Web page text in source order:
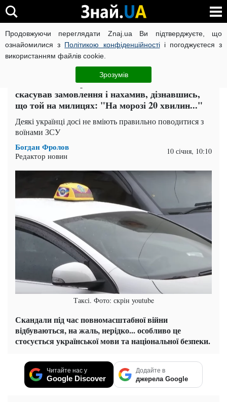
Продовжуючи переглядати Znaj.ua Ви підтверджуєте, що
ознайомилися з Політикою конфіденційностіі погоджуєтеся з
використанням файлів cookie.
Зрозумів
ВІЙНА РОСІЇ ПРОТИ УКРАЇНИ КОРОНАВІРУС В УКРАЇНІ
Актуально ЧИТАТЬ НА РУССКОМ
Воїн ЗСУ поскаржився, що таксист Bolt
скасував замовлення і нахамив, дізнавшись,
що той на милицях: "На морозі 20 хвилин..."
Деякі українці досі не вміють правильно поводитися з
воїнами ЗСУ
Богдан Фролов
Редактор новин 10 січня, 10:10
Таксі. Фото: скрін youtube
Скандали під час повномасштабної війни
відбуваються, на жаль, нерідко... особливо це
стосується української мови та національної безпеки.
Читайте нас у
Google Discover
Додайте в
джерела Google